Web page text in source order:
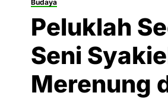
Budaya
Peluklah
Seni
Merenung